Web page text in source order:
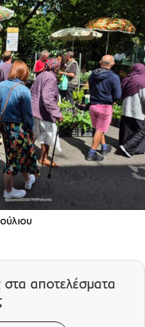
στα αποτελέσματα